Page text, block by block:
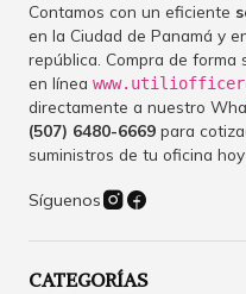
Contamos con un eficiente
en la Ciudad de Panamá y
república. Compra de
en línea
directamente a nuestro
(507) 6480-6669 para
suministros de tu oficina hoy
Síguenos
CATEGORÍAS